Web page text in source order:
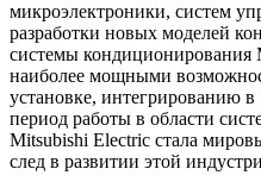
микроэлектроники, систем
разработки новых моделей
системы кондиционирования
наиболее мощными
установке, интегрированию в
период работы в области
Mitsubishi Electric стала
след в развитии этой